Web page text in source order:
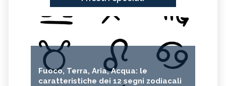
Fuoco, Terra, Aria, Acqua: le
caratteristiche dei 12 segni zodiacali